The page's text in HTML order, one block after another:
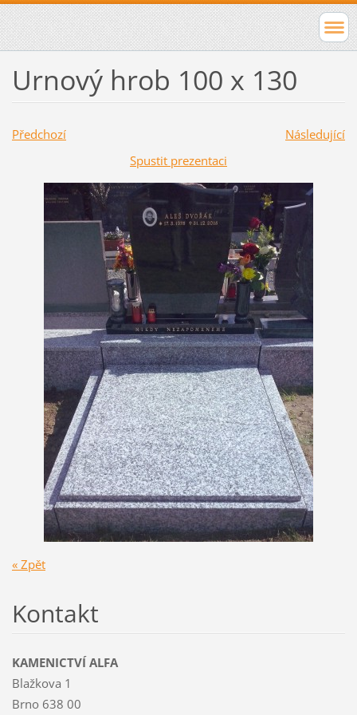
Urnový hrob 100 x 130
Předchozí
Následující
Spustit prezentaci
« Zpět
Kontakt
KAMENICTVÍ ALFA
Blažkova 1
Brno 638 00